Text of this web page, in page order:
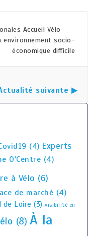
Accueil Vélo
environnement socio-
économique difficile
suivante ▶
(4) Experts
O'Centre (4)
à Vélo (6)
de marché (4)
de Loire (3) visibilité en
(8) À la